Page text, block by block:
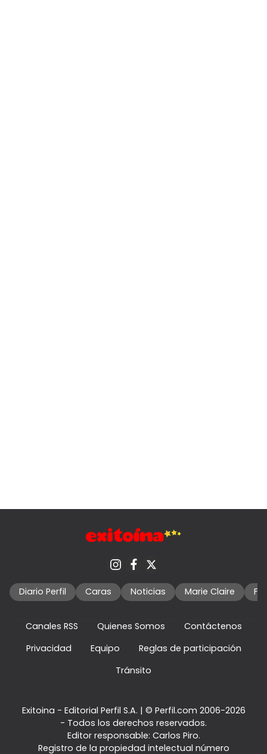
Diario Perfil Caras Noticias Marie Claire
Canales RSS Quienes Somos
Contáctenos
Privacidad
Equipo
Reglas de participación
Tránsito
Exitoina - Editorial Perfil S.A. | © Perfil.com 2006-2026
- Todos los derechos reservados.
Editor responsable: Carlos Piro.
Registro de la propiedad intelectual número